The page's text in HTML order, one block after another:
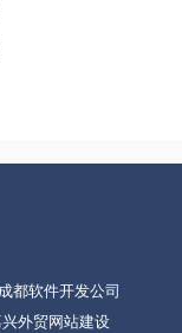
成都软件开发公司
外贸网站建设